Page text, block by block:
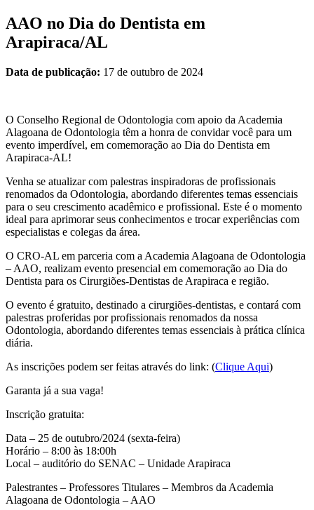
AAO no Dia do Dentista em
Arapiraca/AL
Data de publicação: 17 de outubro de 2024
O Conselho Regional de Odontologia com apoio da Academia
Alagoana de Odontologia têm a honra de convidar você para um
evento imperdível, em comemoração ao Dia do Dentista em
Arapiraca-AL!
Venha se atualizar com palestras inspiradoras de profissionais
renomados da Odontologia, abordando diferentes temas essenciais
para o seu crescimento acadêmico e profissional. Este é o momento
ideal para aprimorar seus conhecimentos e trocar experiências com
especialistas e colegas da área.
O CRO-AL em parceria com a Academia Alagoana de Odontologia
– AAO, realizam evento presencial em comemoração ao Dia do
Dentista para os Cirurgiões-Dentistas de Arapiraca e região.
O evento é gratuito, destinado a cirurgiões-dentistas, e contará com
palestras proferidas por profissionais renomados da nossa
Odontologia, abordando diferentes temas essenciais à prática clínica
diária.
As inscrições podem ser feitas através do link: (Clique Aqui)
Garanta já a sua vaga!
Inscrição gratuita:
Data – 25 de outubro/2024 (sexta-feira)
Horário – 8:00 às 18:00h
Local – auditório do SENAC – Unidade Arapiraca
Palestrantes – Professores Titulares – Membros da Academia
Alagoana de Odontologia – AAO